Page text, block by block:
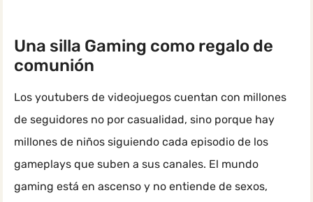
Una silla Gaming como regalo de
comunión
Los youtubers de videojuegos cuentan con millones
de seguidores no por casualidad, sino porque hay
millones de niños siguiendo cada episodio de los
gameplays que suben a sus canales. El mundo
gaming está en ascenso y no entiende de sexos,